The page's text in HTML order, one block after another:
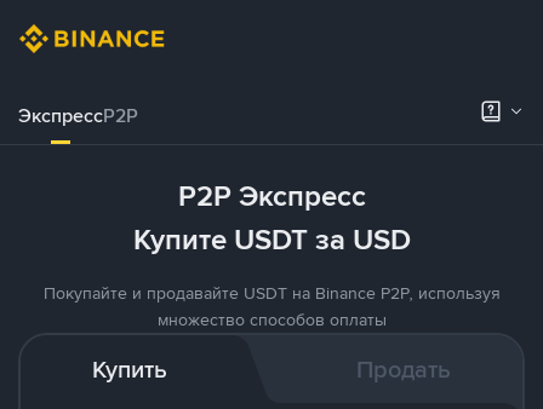
ЭкспрессP2P
P2P Экспресс
Купите USDT за USD
Покупайте и продавайте USDT на Binance P2P, используя
множество способов оплаты
Купить Продать